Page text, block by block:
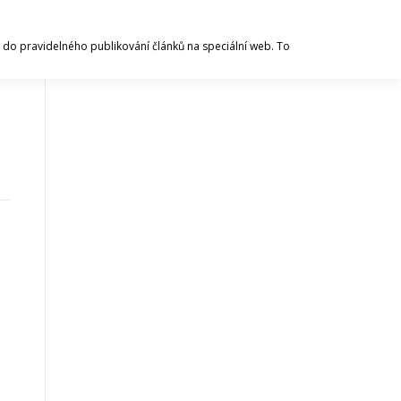
pravidelného publikování článků na speciální web. To